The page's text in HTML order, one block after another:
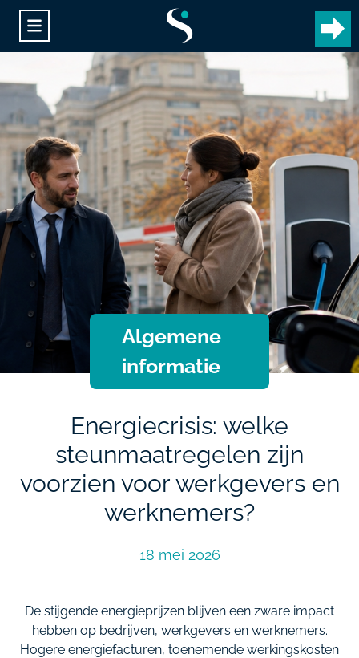
Algemene
informatie
Energiecrisis: welke
steunmaatregelen zijn
voorzien voor werkgevers en
werknemers?
18 mei 2026
De stijgende energieprijzen blijven een zware impact
hebben op bedrijven, werkgevers en werknemers.
Hogere energiefacturen, toenemende werkingskosten